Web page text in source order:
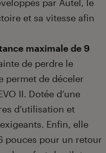
par Autel, le
et sa vitesse afin
maximale de 9
de perdre le
permet de déceler
II. Dotée d’une
d’utilisation et
Enfin, elle
pouces pour un retour